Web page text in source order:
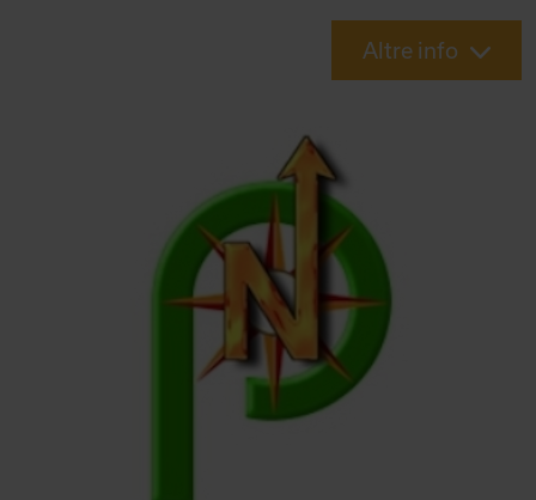
Altre info